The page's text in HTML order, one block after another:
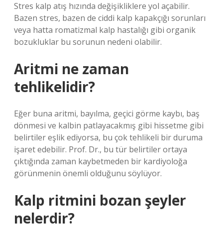
Stres kalp atış hızında değişikliklere yol açabilir.
Bazen stres, bazen de ciddi kalp kapakçığı sorunları
veya hatta romatizmal kalp hastalığı gibi organik
bozukluklar bu sorunun nedeni olabilir.
Aritmi ne zaman
tehlikelidir?
Eğer buna aritmi, bayılma, geçici görme kaybı, baş
dönmesi ve kalbin patlayacakmış gibi hissetme gibi
belirtiler eşlik ediyorsa, bu çok tehlikeli bir duruma
işaret edebilir. Prof. Dr., bu tür belirtiler ortaya
çıktığında zaman kaybetmeden bir kardiyoloğa
görünmenin önemli olduğunu söylüyor.
Kalp ritmini bozan şeyler
nelerdir?